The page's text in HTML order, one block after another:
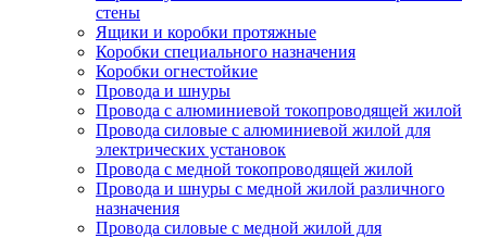
стены
Ящики и коробки протяжные
Коробки специального назначения
Коробки огнестойкие
Провода и шнуры
Провода с алюминиевой токопроводящей жилой
Провода силовые с алюминиевой жилой для
электрических установок
Провода с медной токопроводящей жилой
Провода и шнуры с медной жилой различного
назначения
Провода силовые с медной жилой для